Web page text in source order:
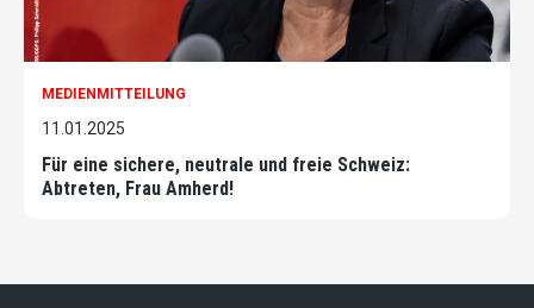
MEDIENMITTEILUNG
11.01.2025
Für eine sichere, neutrale und freie Schweiz:
Abtreten, Frau Amherd!